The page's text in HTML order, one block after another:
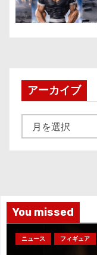
アーカイブ
ー
You missed
ニュース フィギュア